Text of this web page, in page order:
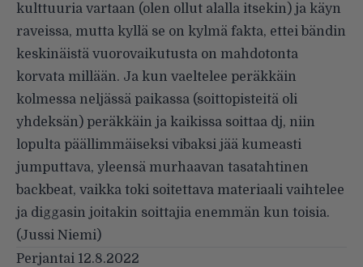
kulttuuria vartaan (olen ollut alalla itsekin) ja käyn
raveissa, mutta kyllä se on kylmä fakta, ettei bändin
keskinäistä vuorovaikutusta on mahdotonta
korvata millään. Ja kun vaeltelee peräkkäin
kolmessa neljässä paikassa (soittopisteitä oli
yhdeksän) peräkkäin ja kaikissa soittaa dj, niin
lopulta päällimmäiseksi vibaksi jää kumeasti
jumputtava, yleensä murhaavan tasatahtinen
backbeat, vaikka toki soitettava materiaali vaihtelee
ja diggasin joitakin soittajia enemmän kun toisia.
(Jussi Niemi)
Perjantai 12.8.2022